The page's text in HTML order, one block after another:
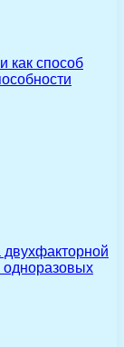
как способ
одноразовых